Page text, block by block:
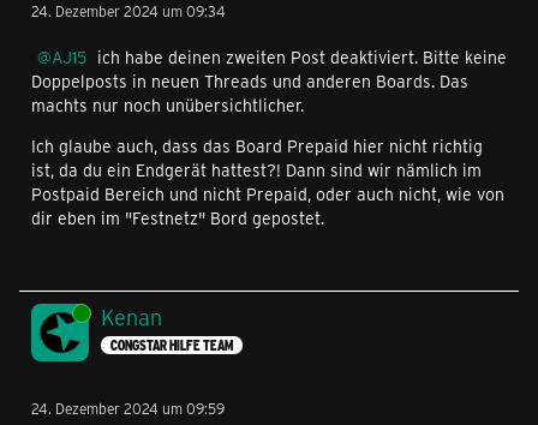
24. Dezember 2024 um 09:34
AJ15 ich habe deinen zweiten Post deaktiviert. Bitte keine
Doppelposts in neuen Threads und anderen Boards. Das
machts nur noch unübersichtlicher.
Ich glaube auch, dass das Board Prepaid hier nicht richtig
ist, da du ein Endgerät hattest?! Dann sind wir nämlich im
Postpaid Bereich und nicht Prepaid, oder auch nicht, wie von
dir eben im "Festnetz" Bord gepostet.
Online Kenan
CONGSTAR HILFE TEAM
24. Dezember 2024 um 09:59